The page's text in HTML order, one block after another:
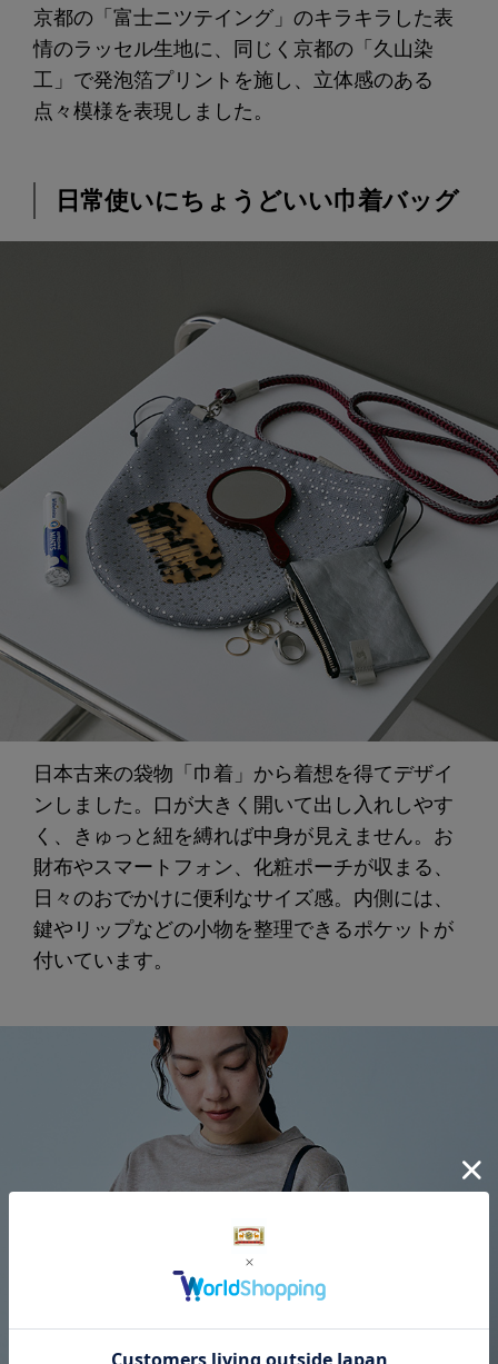
京都の「富士ニツテイング」のキラキラした表
情のラッセル生地に、同じく京都の「久山染
工」で発泡箔プリントを施し、立体感のある
点々模様を表現しました。
日常使いにちょうどいい巾着バッグ
日本古来の袋物「巾着」から着想を得てデザイ
ンしました。口が大きく開いて出し入れしやす
く、きゅっと紐を縛れば中身が見えません。お
財布やスマートフォン、化粧ポーチが収まる、
日々のおでかけに便利なサイズ感。内側には、
鍵やリップなどの小物を整理できるポケットが
付いています。